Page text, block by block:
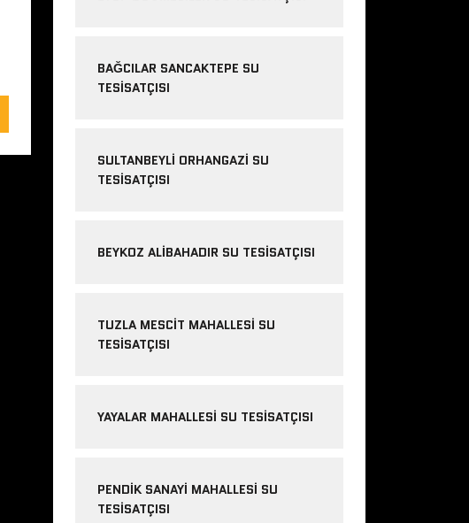
BAĞCILAR SANCAKTEPE SU
TESISATÇISI
SULTANBEYLI ORHANGAZI SU
TESISATÇISI
BEYKOZ ALIBAHADIR SU TESISATÇISI
TUZLA MESCIT MAHALLESI SU
TESISATÇISI
YAYALAR MAHALLESI SU TESISATÇISI
PENDIK SANAYI MAHALLESI SU
TESISATÇISI